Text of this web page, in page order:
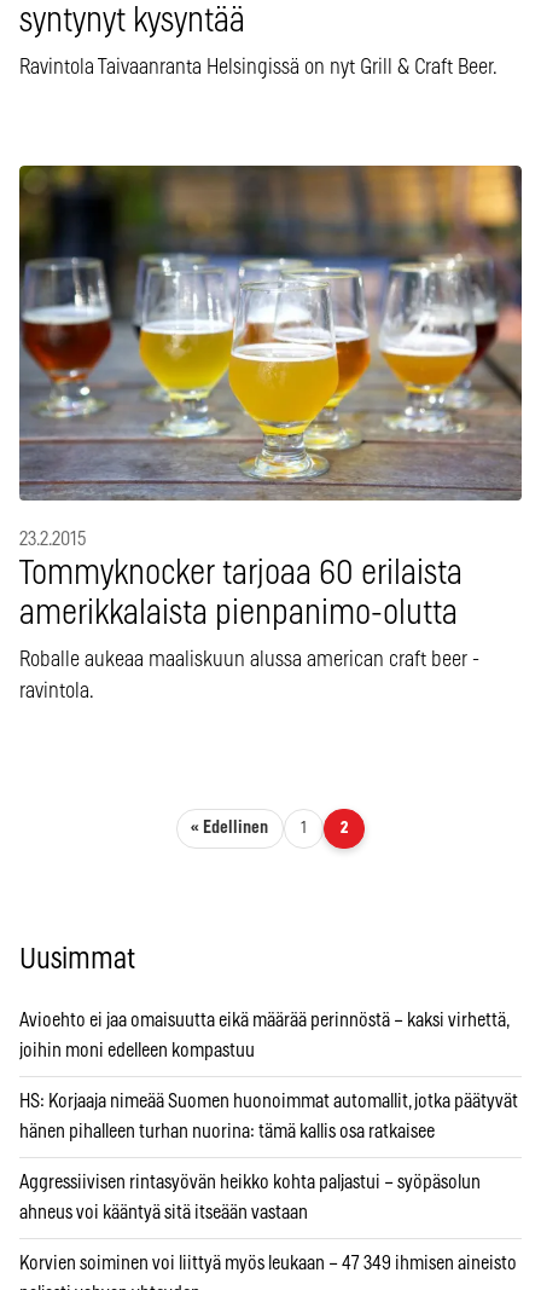
syntynyt kysyntää
Ravintola Taivaanranta Helsingissä on nyt Grill & Craft Beer.
23.2.2015
Tommyknocker tarjoaa 60 erilaista
amerikkalaista pienpanimo-olutta
Roballe aukeaa maaliskuun alussa american craft beer -
ravintola.
Artikkelien sivutus
« Edellinen 1 2
Uusimmat
Avioehto ei jaa omaisuutta eikä määrää perinnöstä – kaksi virhettä,
joihin moni edelleen kompastuu
HS: Korjaaja nimeää Suomen huonoimmat automallit, jotka päätyvät
hänen pihalleen turhan nuorina: tämä kallis osa ratkaisee
Aggressiivisen rintasyövän heikko kohta paljastui – syöpäsolun
ahneus voi kääntyä sitä itseään vastaan
Korvien soiminen voi liittyä myös leukaan – 47 349 ihmisen aineisto